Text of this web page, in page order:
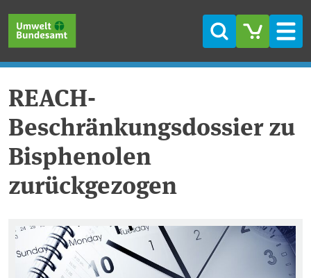
Suche
REACH-
Beschränkungsdossier zu
Bisphenolen
zurückgezogen